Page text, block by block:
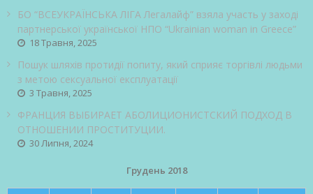
БО “ВСЕУКРАЇНСЬКА ЛІГА Легалайф” взяла участь у заході
партнерської української НПО “Ukrainian woman in Greece”
18 Травня, 2025
Пошук шляхів протидії попиту, який сприяє торгівлі людьми
з метою сексуальної експлуатації
3 Травня, 2025
ФРАНЦИЯ ВЫБИРАЕТ АБОЛИЦИОНИСТСКИЙ ПОДХОД В
ОТНОШЕНИИ ПРОСТИТУЦИИ.
30 Липня, 2024
Грудень 2018